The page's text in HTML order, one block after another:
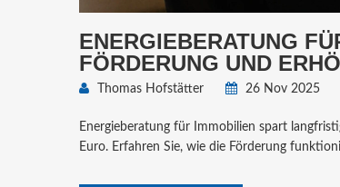
ENERGIEBERATUNG
FÖRDERUNG UND
Thomas Hofstätter 26 Nov 2025
Energieberatung für Immobilien spart
Euro. Erfahren Sie, wie die Förderung